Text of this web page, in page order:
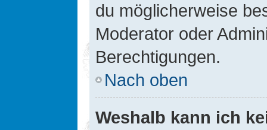
du möglicherweise
Moderator oder
Berechtigungen.
Nach oben
Weshalb kann ich